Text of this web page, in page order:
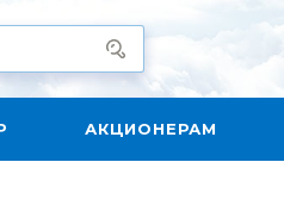
АКЦИОНЕРАМ